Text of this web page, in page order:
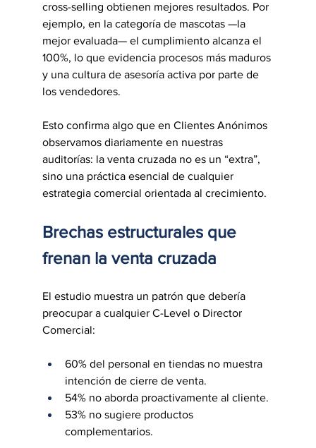
cross-selling obtienen mejores resultados. Por
ejemplo, en la categoría de mascotas —la
mejor evaluada— el cumplimiento alcanza el
100%, lo que evidencia procesos más maduros
y una cultura de asesoría activa por parte de
los vendedores.
Esto confirma algo que en Clientes Anónimos
observamos diariamente en nuestras
auditorías: la venta cruzada no es un “extra”,
sino una práctica esencial de cualquier
estrategia comercial orientada al crecimiento.
Brechas estructurales que
frenan la venta cruzada
El estudio muestra un patrón que debería
preocupar a cualquier C-Level o Director
Comercial:
60% del personal en tiendas no muestra
intención de cierre de venta.
54% no aborda proactivamente al cliente.
53% no sugiere productos
complementarios.